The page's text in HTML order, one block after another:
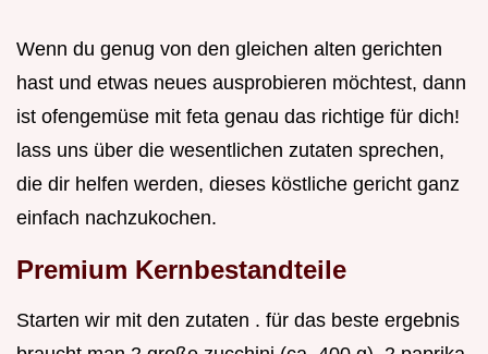
Wenn du genug von den gleichen alten gerichten
hast und etwas neues ausprobieren möchtest, dann
ist ofengemüse mit feta genau das richtige für dich!
lass uns über die wesentlichen zutaten sprechen,
die dir helfen werden, dieses köstliche gericht ganz
einfach nachzukochen.
Premium Kernbestandteile
Starten wir mit den zutaten . für das beste ergebnis